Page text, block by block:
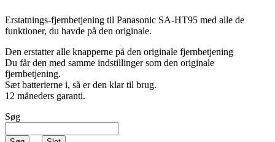
Erstatnings-fjernbetjening til Panasonic SA-HT95 med alle de
funktioner, du havde på den originale.
Den erstatter alle knapperne på den originale fjernbetjening
Du får den med samme indstillinger som den originale
fjernbetjening.
Sæt batterierne i, så er den klar til brug.
12 måneders garanti.
Søg